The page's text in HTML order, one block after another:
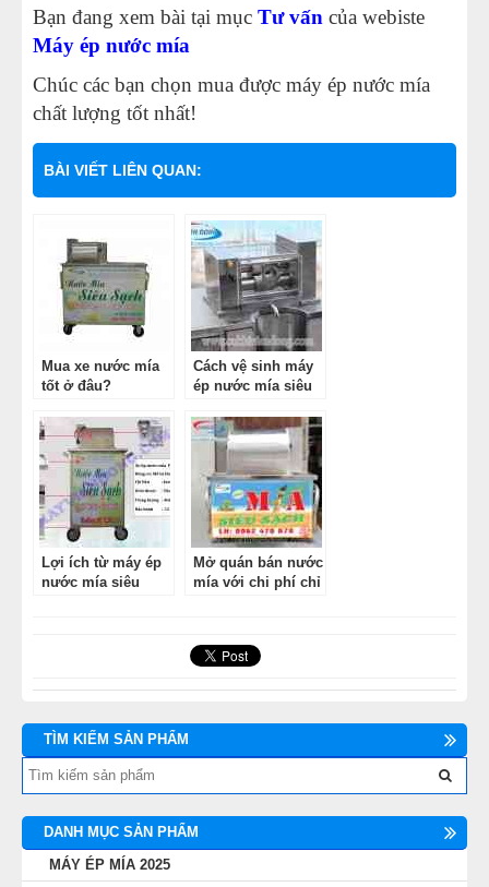
Bạn đang xem bài tại mục Tư vấn của webiste
Máy ép nước mía
Chúc các bạn chọn mua được máy ép nước mía
chất lượng tốt nhất!
BÀI VIẾT LIÊN QUAN:
Mua xe nước mía
tốt ở đâu?
Cách vệ sinh máy
ép nước mía siêu
Lợi ích từ máy ép
nước mía siêu
Mở quán bán nước
mía với chi phí chỉ
TÌM KIẾM SẢN PHẨM
DANH MỤC SẢN PHẨM
MÁY ÉP MÍA 2025